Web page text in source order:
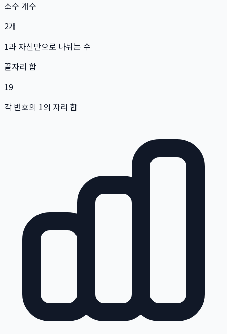
소수 개수
2개
1과 자신만으로 나뉘는 수
끝자리 합
19
각 번호의 1의 자리 합